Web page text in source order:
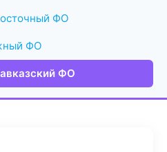
ФО
ФО
ФО